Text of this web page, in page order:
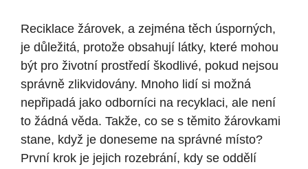
Reciklace žárovek, a zejména těch úsporných,
je důležitá, protože obsahují látky, které mohou
být pro životní prostředí škodlivé, pokud nejsou
správně zlikvidovány. Mnoho lidí si možná
nepřipadá jako odborníci na recyklaci, ale není
to žádná věda. Takže, co se s těmito žárovkami
stane, když je doneseme na správné místo?
První krok je jejich rozebrání, kdy se oddělí